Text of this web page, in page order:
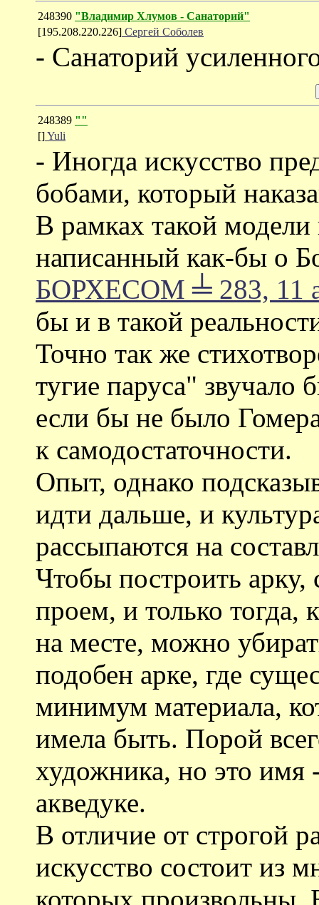
248390 "Владимир Хлумов - Санаторий"
[195.208.220.226] Сергей Соболев
- Санаторий
248389 ""
[]Yuli
- Иногда искусство
бобами, который
В рамках такой
написанный как-бы о
БОРХЕСОМ ╧ 283, 11
бы и в такой
Точно так же
тугие паруса"
если бы не было
к самодостаточности.
Опыт, однако
идти дальше, и
рассыпаются на
Чтобы построить арку,
проем, и только тогда,
на месте, можно
подобен арке, где
минимум материала,
имела быть. Порой
художника, но это имя
акведуке.
В отличие от строгой
искусство состоит из